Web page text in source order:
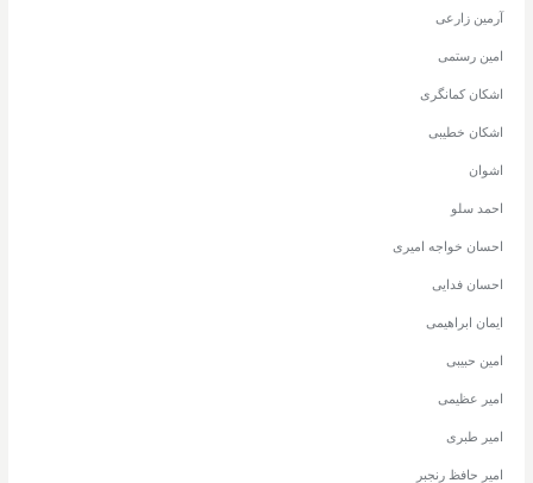
آرمین زارعی
امین رستمی
اشکان کمانگری
اشکان خطیبی
اشوان
احمد سلو
احسان خواجه امیری
احسان فدایی
ایمان ابراهیمی
امین حبیبی
امیر عظیمی
امیر طبری
امیر حافظ رنجبر